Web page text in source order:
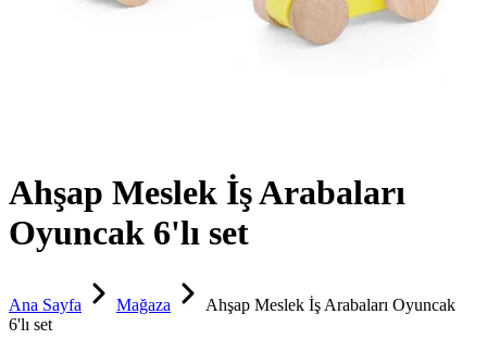
Ahşap Meslek İş Arabaları
Oyuncak 6'lı set
Ana Sayfa Mağaza
Ahşap Meslek İş Arabaları Oyuncak
6'lı set